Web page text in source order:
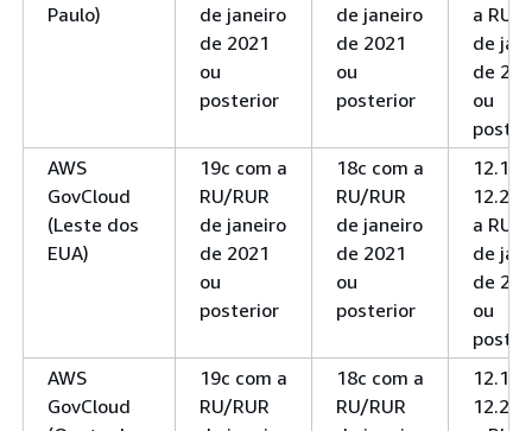
Paulo)
de janeiro
de 2021
ou
posterior
de janeiro
de 2021
ou
posterior
a RU/
de
de
ou
AWS
GovCloud
(Leste dos
EUA)
19c com a
RU/RUR
de janeiro
de 2021
ou
posterior
18c com a
RU/RUR
de janeiro
de 2021
ou
posterior
12.1 e
12.2
a RU/
de
de
ou
AWS
GovCloud
19c com a
RU/RUR
18c com a
RU/RUR
12.1 e
12.2